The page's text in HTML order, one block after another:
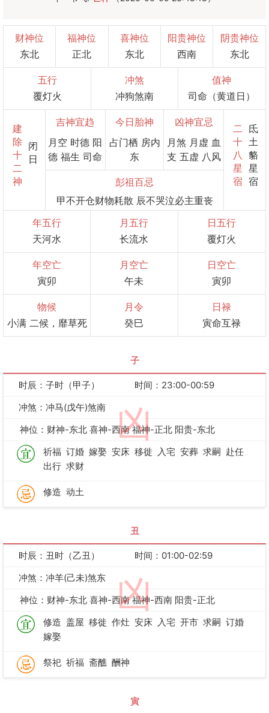
财神位
东北
福神位
正北
喜神位
东北
阳贵神位
西南
阴贵神位
东北
五行
覆灯火
冲煞
冲狗煞南
值神
司命（黄道日）
建
除
十
二
神
闭
日
吉神宜趋
月空 时德 阳
德 福生 司命
今日胎神
占门栖 房内
东
凶神宜忌
月煞 月虚 血
支 五虚 八风
彭祖百忌
甲不开仓财物耗散 辰不哭泣必主重丧
二
十
八
星
宿
氐
土
貉
星
宿
年五行
天河水
月五行
长流水
日五行
覆灯火
年空亡
寅卯
月空亡
午未
日空亡
寅卯
物候
小满 二候，靡草死
月令
癸巳
日禄
寅命互禄
子
凶
时辰：子时（甲子）
时间：23:00-00:59
冲煞：冲马(戊午)煞南
神位：财神-东北 喜神-西南 福神-正北 阳贵-东北
祈福 订婚 嫁娶 安床 移徙 入宅 安葬 求嗣 赴任
出行 求财
修造 动土
丑
凶
时辰：丑时（乙丑）
时间：01:00-02:59
冲煞：冲羊(己未)煞东
神位：财神-东北 喜神-西南 福神-西南 阳贵-正北
修造 盖屋 移徙 作灶 安床 入宅 开市 求嗣 订婚
嫁娶
祭祀 祈福 斋醮 酬神
寅